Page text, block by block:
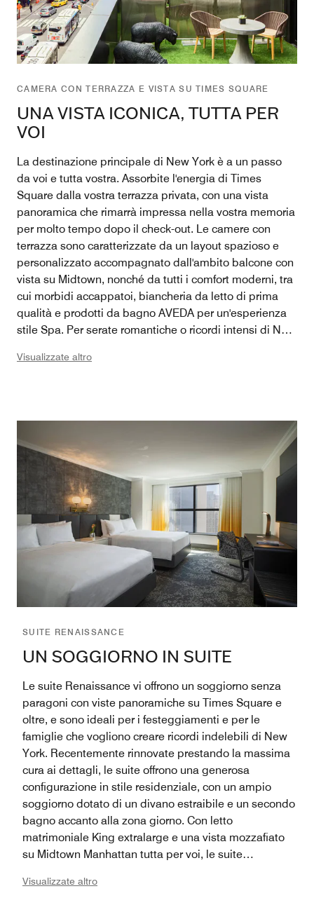
CAMERA CON TERRAZZA E VISTA SU TIMES SQUARE
UNA VISTA ICONICA, TUTTA PER
VOI
La destinazione principale di New York è a un passo
da voi e tutta vostra. Assorbite l'energia di Times
Square dalla vostra terrazza privata, con una vista
panoramica che rimarrà impressa nella vostra memoria
per molto tempo dopo il check-out. Le camere con
terrazza sono caratterizzate da un layout spazioso e
personalizzato accompagnato dall'ambito balcone con
vista su Midtown, nonché da tutti i comfort moderni, tra
cui morbidi accappatoi, biancheria da letto di prima
qualità e prodotti da bagno AVEDA per un'esperienza
stile Spa. Per serate romantiche o ricordi intensi di New
immergetevi nel lusso della destinazione principale di
Visualizzate altro
SUITE RENAISSANCE
UN SOGGIORNO IN SUITE
Le suite Renaissance vi offrono un soggiorno senza
paragoni con viste panoramiche su Times Square e
oltre, e sono ideali per i festeggiamenti e per le
famiglie che vogliono creare ricordi indelebili di New
York. Recentemente rinnovate prestando la massima
cura ai dettagli, le suite offrono una generosa
configurazione in stile residenziale, con un ampio
soggiorno dotato di un divano estraibile e un secondo
bagno accanto alla zona giorno. Con letto
matrimoniale King extralarge e una vista mozzafiato
su Midtown Manhattan tutta per voi, le suite
eleganza e comfort.
Visualizzate altro